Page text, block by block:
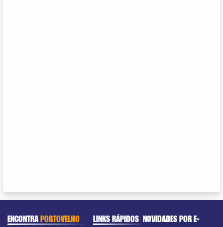
ENCONTRAPORTOVELHO LINKS RÁPIDOS NOVIDADES POR E-